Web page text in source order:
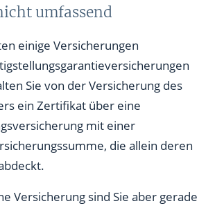
umfassend
einige Versicherungen
Sie von der Versicherung des
ein Zertifikat über eine
mit einer
die allein deren
Versicherung sind Sie aber gerade